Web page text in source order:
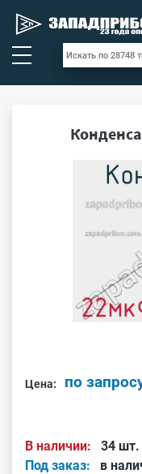
Цена: по
В наличии:
34 шт.
Под заказ:
в